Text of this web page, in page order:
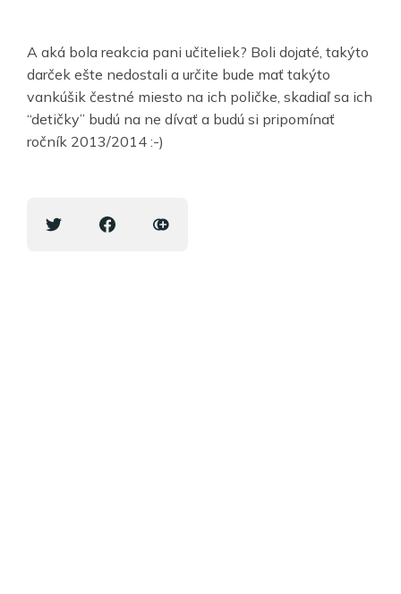
A aká bola reakcia pani učiteliek? Boli dojaté, takýto
darček ešte nedostali a určite bude mať takýto
vankúšik čestné miesto na ich poličke, skadiaľ sa ich
“detičky” budú na ne dívať a budú si pripomínať
ročník 2013/2014 :-)